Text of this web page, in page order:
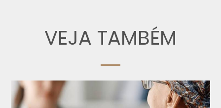
VEJA TAMBÉM